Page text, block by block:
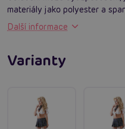
materiály jako polyester a
Další informace
Varianty